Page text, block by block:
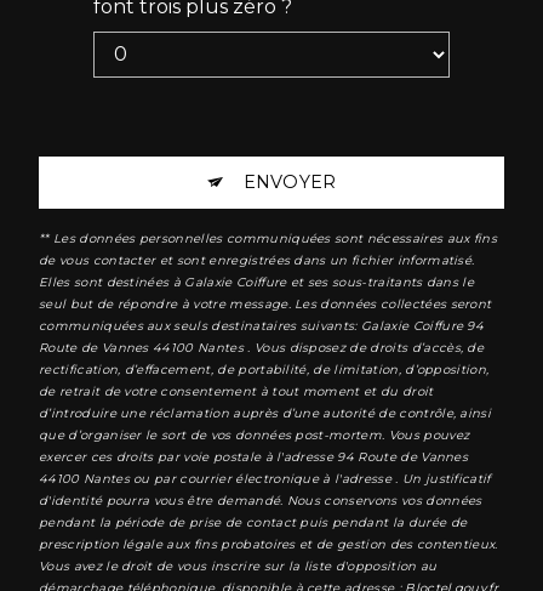
font trois plus zéro ?
ENVOYER
** Les données personnelles communiquées sont nécessaires aux fins
de vous contacter et sont enregistrées dans un fichier informatisé.
Elles sont destinées à Galaxie Coiffure et ses sous-traitants dans le
seul but de répondre à votre message. Les données collectées seront
communiquées aux seuls destinataires suivants: Galaxie Coiffure 94
Route de Vannes 44100 Nantes . Vous disposez de droits d’accès, de
rectification, d’effacement, de portabilité, de limitation, d’opposition,
de retrait de votre consentement à tout moment et du droit
d’introduire une réclamation auprès d’une autorité de contrôle, ainsi
que d’organiser le sort de vos données post-mortem. Vous pouvez
exercer ces droits par voie postale à l'adresse 94 Route de Vannes
44100 Nantes ou par courrier électronique à l'adresse . Un justificatif
d'identité pourra vous être demandé. Nous conservons vos données
pendant la période de prise de contact puis pendant la durée de
prescription légale aux fins probatoires et de gestion des contentieux.
Vous avez le droit de vous inscrire sur la liste d'opposition au